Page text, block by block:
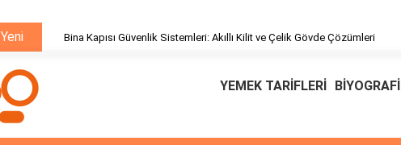
Yeni Bina Kapısı Güvenlik Sistemleri: Akıllı Kilit ve Çelik Gövde Çözümleri
YEMEK TARİFLERİ BİYOGRAFİ